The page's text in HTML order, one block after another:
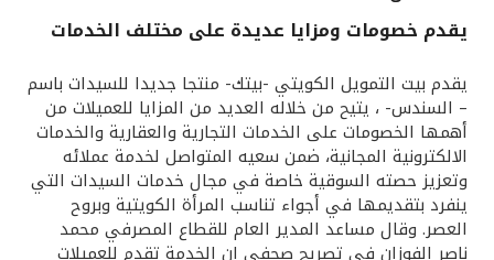
القنوات المصرفية
أدوات وخدمات
خدمات ما بعد البيع
يقدم خصومات ومزايا عديدة على مختلف الخدمات
يقدم بيت التمويل الكويتي -بيتك- منتجا جديدا للسيدات باسم
– السندس- ، يتيح من خلاله العديد من المزايا للعميلات من
أهمها الخصومات على الخدمات التجارية والعقارية والخدمات
الالكترونية المجانية، ضمن سعيه المتواصل لخدمة عملائه
وتعزيز حصته السوقية خاصة في مجال خدمات السيدات التي
ينفرد بتقديمها في أجواء تناسب المرأة الكويتية وبروح
العصر. وقال مساعد المدير العام للقطاع المصرفي محمد
ناصر الفوزان في تصريح صحفي إن الخدمة تقدم للعميلات